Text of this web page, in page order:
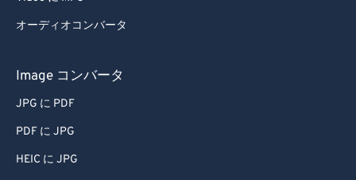
オーディオコンバータ
Image コンバータ
JPG に PDF
PDF に JPG
HEIC に JPG